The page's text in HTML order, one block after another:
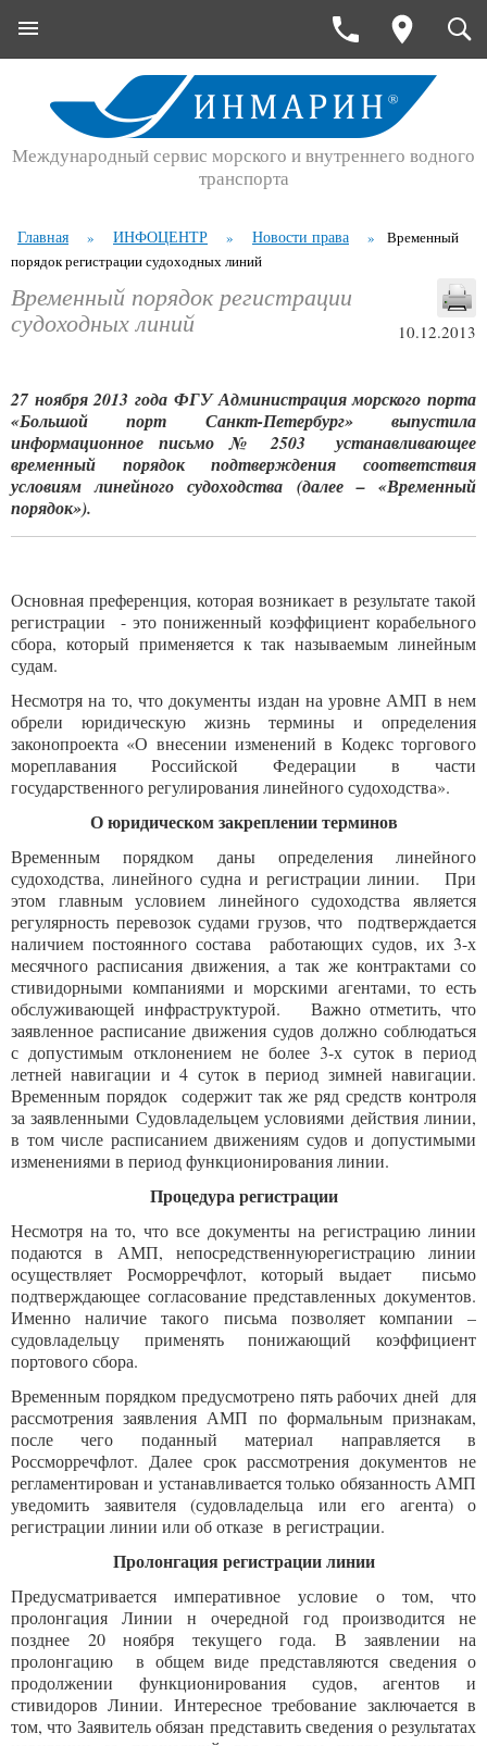
Международный сервис морского и внутреннего водного
транспорта
Главная » ИНФОЦЕНТР » Новости права »
Временный
порядок регистрации судоходных линий
10.12.2013
Временный порядок регистрации
судоходных линий
27 ноября 2013 года ФГУ Администрация морского порта
«Большой порт Санкт-Петербург»выпустила
информационное письмо № 2503 устанавливающее
временный порядок подтверждения соответствия
условиям линейного судоходства (далее – «Временный
порядок»).
Основная преференция, которая возникает в результате такой
регистрации - это пониженный коэффициент корабельного
сбора, который применяется к так называемым линейным
судам.
Несмотря на то, что документы издан на уровне АМП в нем
обрели юридическую жизнь термины и определения
законопроекта «О внесении изменений в Кодекс торгового
мореплавания Российской Федерации в части
государственного регулирования линейного судоходства».
О юридическом закреплении терминов
Временным порядком даны определения линейного
судоходства, линейного судна и регистрации линии. При
этом главным условием линейного судоходства является
регулярность перевозок судами грузов, что подтверждается
наличием постоянного состава работающих судов, их 3-х
месячного расписания движения, а так же контрактами со
стивидорными компаниями и морскими агентами, то есть
обслуживающей инфраструктурой. Важно отметить, что
заявленное расписание движения судов должно соблюдаться
с допустимым отклонением не более 3-х суток в период
летней навигации и 4 суток в период зимней навигации.
Временным порядок содержит так же ряд средств контроля
за заявленными Судовладельцем условиями действия линии,
в том числе расписанием движениям судов и допустимыми
изменениями в период функционирования линии.
Процедура регистрации
Несмотря на то, что все документы на регистрацию линии
подаются в АМП, непосредственнуюрегистрацию линии
осуществляет Росморречфлот, который выдает письмо
подтверждающее согласование представленных документов.
Именно наличие такого письма позволяет компании –
судовладельцу применять понижающий коэффициент
портового сбора.
Временным порядком предусмотрено пять рабочих дней для
рассмотрения заявления АМП по формальным признакам,
после чего поданный материал направляется в
Россморречфлот. Далее срок рассмотрения документов не
регламентирован и устанавливается только обязанность АМП
уведомить заявителя (судовладельца или его агента) о
регистрации линии или об отказе в регистрации.
Пролонгация регистрации линии
Предусматривается императивное условие о том, что
пролонгация Линии н очередной год производится не
позднее 20 ноября текущего года. В заявлении на
пролонгацию в общем виде представляются сведения о
продолжении функционирования судов, агентов и
стивидоров Линии. Интересное требование заключается в
том, что Заявитель обязан представить сведения о результатах